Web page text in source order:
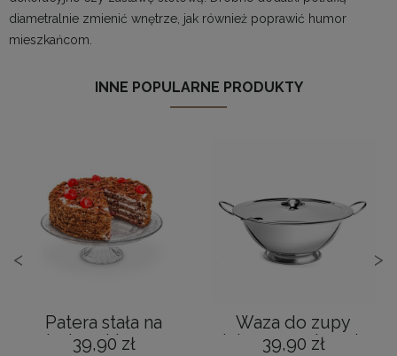
diametralnie zmienić wnętrze, jak również poprawić humor
mieszkańcom.
INNE POPULARNE PRODUKTY
<
Patera stała na
ciasto szklana na
39,90 zł
Waza do zupy
stalowa z pokrywką
39,90 zł
>